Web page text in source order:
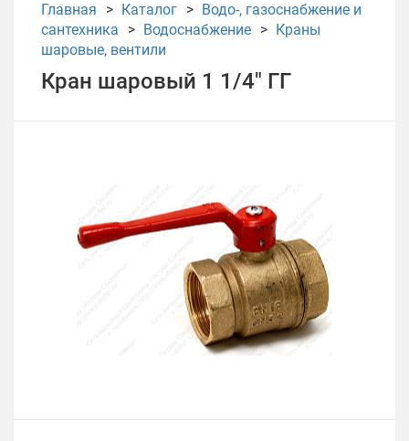
Главная Каталог
Водо-, газоснабжение и
сантехника
Водоснабжение
Краны
шаровые, вентили
Кран шаровый 1 1/4" ГГ